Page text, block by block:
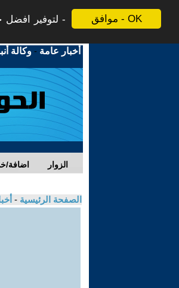
موافق - OK
لتوفير افضل
أخبار عامة -وكالة
اضافة/ الزوار
الصفحة الرئيسية -